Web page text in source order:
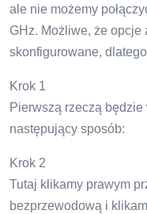
ale nie możemy
GHz. Możliwe, że
skonfigurowane,
Krok 1
Pierwszą rzeczą
następujący sposób:
Krok 2
Tutaj klikamy prawym
bezprzewodową i